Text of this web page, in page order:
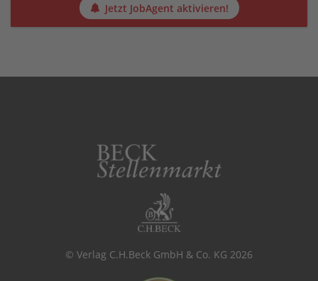
Jetzt JobAgent aktivieren!
© Verlag C.H.Beck GmbH & Co. KG 2026